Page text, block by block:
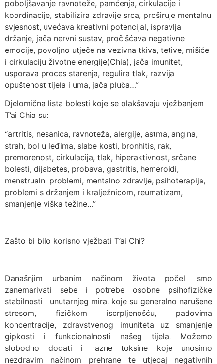
poboljšavanje ravnoteže, pamćenja, cirkulacije i
koordinacije, stabilizira zdravije srca, proširuje mentalnu
svjesnost, uvećava kreativni potencijal, ispravlja
držanje, jača nervni sustav, pročišćava negativne
emocije, povoljno utječe na vezivna tkiva, tetive, mišiće
i cirkulaciju životne energije(Chia), jača imunitet,
usporava proces starenja, regulira tlak, razvija
opuštenost tijela i uma, jača pluča…”
Djelomična lista bolesti koje se olakšavaju vježbanjem
T’ai Chia su:
“artritis, nesanica, ravnoteža, alergije, astma, angina,
strah, bol u leđima, slabe kosti, bronhitis, rak,
premorenost, cirkulacija, tlak, hiperaktivnost, srčane
bolesti, dijabetes, probava, gastritis, hemeroidi,
menstrualni problemi, mentalno zdravlje, psihoterapija,
problemi s držanjem i kralježnicom, reumatizam,
smanjenje viška težine…”
Zašto bi bilo korisno vježbati T’ai Chi?
Današnjim urbanim načinom života počeli smo
zanemarivati sebe i potrebe osobne psihofizičke
stabilnosti i unutarnjeg mira, koje su generalno narušene
stresom, fizičkom iscrpljenošću, padovima
koncentracije, zdravstvenog imuniteta uz smanjenje
gipkosti i funkcionalnosti našeg tijela. Možemo
slobodno dodati i razne toksine koje unosimo
nezdravim načinom prehrane te utjecaj negativnih